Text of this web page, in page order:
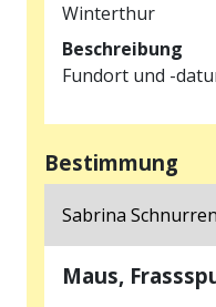
Winterthur
Beschreibung
Fundort und -
Bestimmung
Sabrina
Maus,